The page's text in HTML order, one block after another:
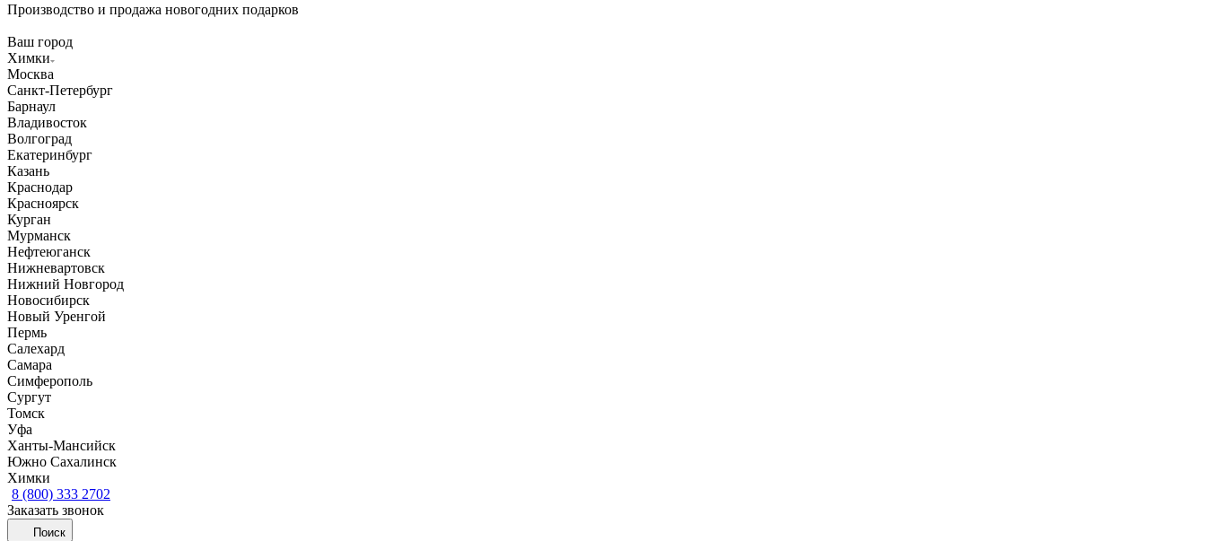
Производство и продажа новогодних подарков
Ваш город
Химки
Москва
Санкт-Петербург
Барнаул
Владивосток
Волгоград
Екатеринбург
Казань
Краснодар
Красноярск
Курган
Мурманск
Нефтеюганск
Нижневартовск
Нижний Новгород
Новосибирск
Новый Уренгой
Пермь
Салехард
Самара
Симферополь
Сургут
Томск
Уфа
Ханты-Мансийск
Южно Сахалинск
Химки
8 (800) 333 2702
Заказать звонок
Поиск